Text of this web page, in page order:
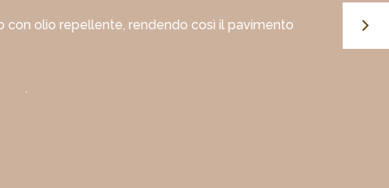
con olio repellente, rendendo così il pavimento
.